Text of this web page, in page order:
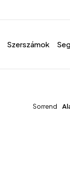
Szerszámok
Sorrend